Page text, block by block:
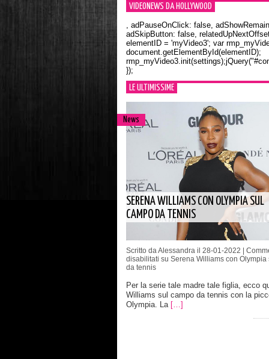
VIDEONEWS DA HOLLYWOOD
, adPauseOnClick: false,
adSkipButton: false,
elementID = 'myVideo3'; var
document.getElementById(elementID);
});
LE ULTIMISSIME
News
SERENA WILLIAMS CON OLYMPIA SUL
CAMPO DA TENNIS
Scritto da Alessandra il 28-01-2022 |
disabilitati su Serena Williams con Olympia
da tennis
Per la serie tale madre tale figlia, ecco
Williams sul campo da tennis con la
Olympia. La […]